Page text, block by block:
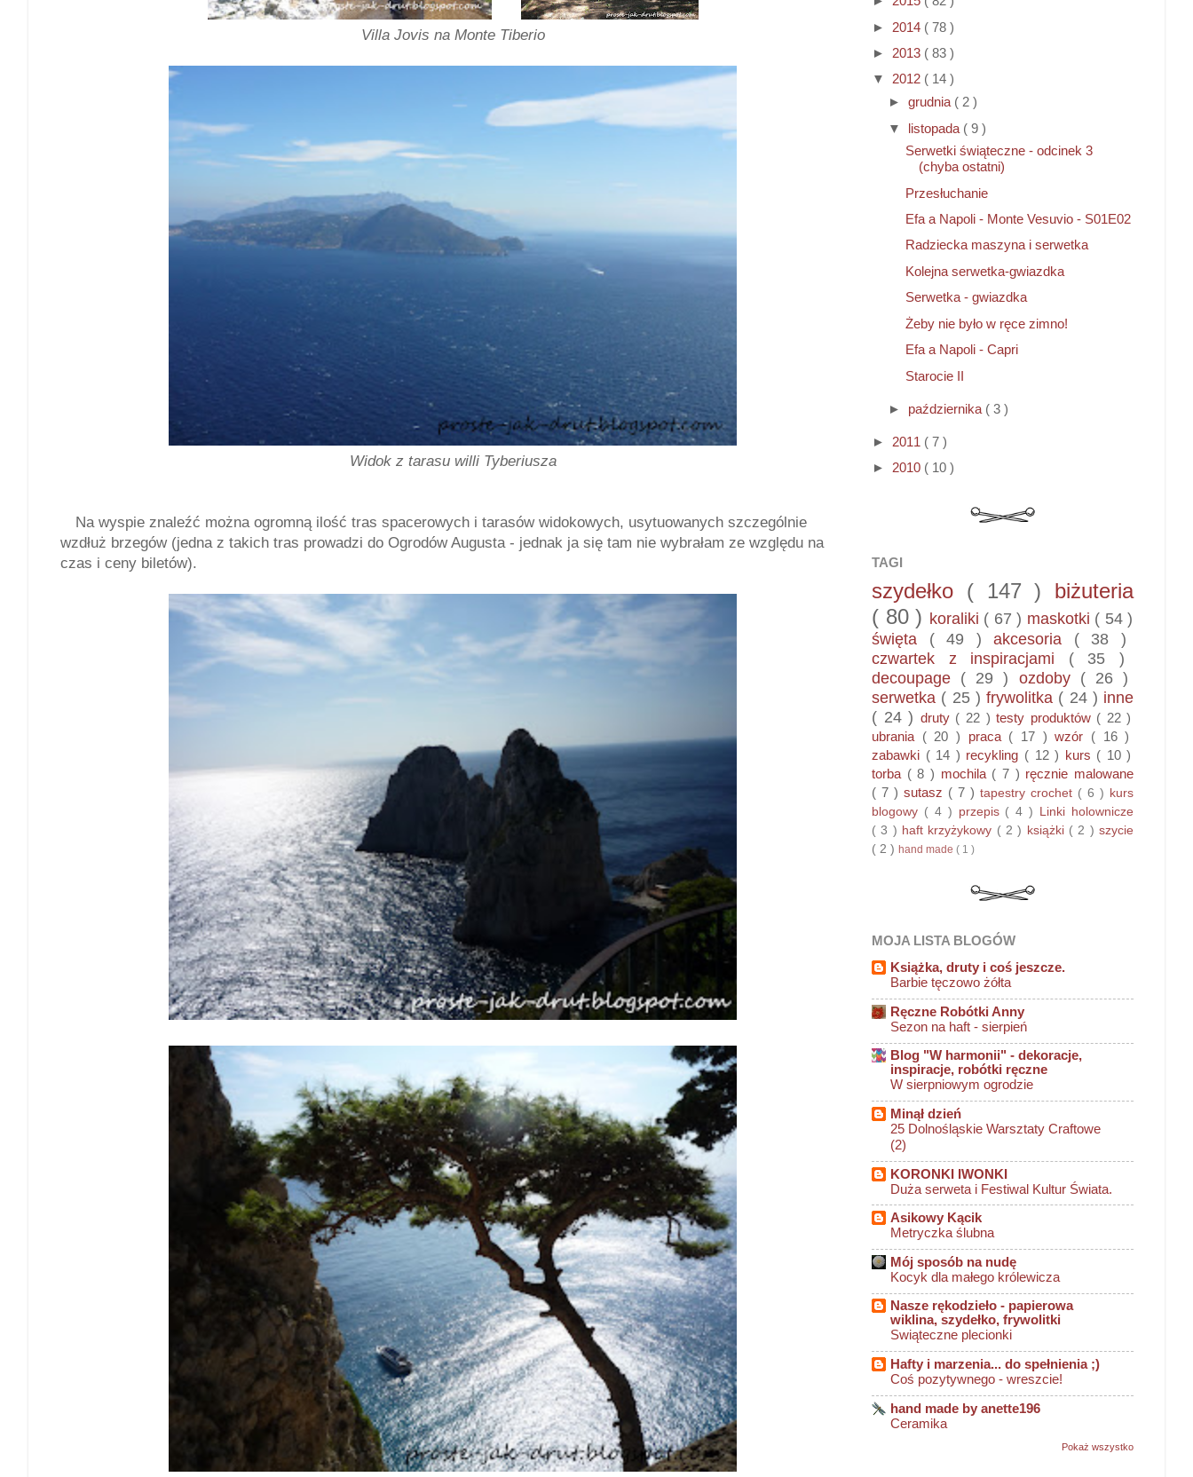
Villa Jovis na Monte Tiberio
Widok z tarasu willi Tyberiusza
Na wyspie znaleźć można ogromną ilość tras spacerowych i tarasów widokowych, usytuowanych szczególnie
wzdłuż brzegów (jedna z takich tras prowadzi do Ogrodów Augusta - jednak ja się tam nie wybrałam ze względu na
czas i ceny biletów).
► 2014 ( 78 )
► 2013 ( 83 )
▼ 2012 ( 14 )
►grudnia ( 2 )
▼ listopada ( 9 )
Serwetki świąteczne - odcinek 3
(chyba ostatni)
Przesłuchanie
Efa a Napoli - Monte Vesuvio - S01E02
Radziecka maszyna i serwetka
Kolejna serwetka-gwiazdka
Serwetka - gwiazdka
Żeby nie było w ręce zimno!
Efa a Napoli - Capri
Starocie II
► października ( 3 )
► 2011 ( 7 )
► 2010 ( 10 )
TAGI
szydełko ( 147 ) biżuteria
( 80 ) koraliki ( 67 ) maskotki ( 54 )
święta ( 49 ) akcesoria ( 38 )
czwartek z inspiracjami ( 35 )
decoupage ( 29 ) ozdoby ( 26 )
serwetka ( 25 ) frywolitka ( 24 ) inne
( 24 ) druty ( 22 )testy produktów ( 22 )
ubrania ( 20 ) praca ( 17 )wzór ( 16 )
zabawki ( 14 ) recykling ( 12 ) kurs ( 10 )
torba ( 8 ) mochila ( 7 ) ręcznie malowane
( 7 ) sutasz ( 7 ) tapestry crochet ( 6 ) kurs
blogowy ( 4 ) przepis ( 4 ) Linki holownicze
( 3 ) haft krzyżykowy ( 2 ) książki ( 2 )szycie
( 2 ) hand made ( 1 )
MOJA LISTA BLOGÓW
Książka, druty i coś jeszcze.
Barbie tęczowo żółta
Ręczne Robótki Anny
Sezon na haft - sierpień
Blog "W harmonii" - dekoracje,
inspiracje, robótki ręczne
W sierpniowym ogrodzie
Minął dzień
25 Dolnośląskie Warsztaty Craftowe
(2)
KORONKI IWONKI
Duża serweta i Festiwal Kultur Świata.
Asikowy Kącik
Metryczka ślubna
Mój sposób na nudę
Kocyk dla małego królewicza
Nasze rękodzieło - papierowa
wiklina, szydełko, frywolitki
Swiąteczne plecionki
Hafty i marzenia... do spełnienia ;)
Coś pozytywnego - wreszcie!
hand made by anette196
Ceramika
Pokaż wszystko